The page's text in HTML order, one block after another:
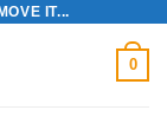
IT...
0